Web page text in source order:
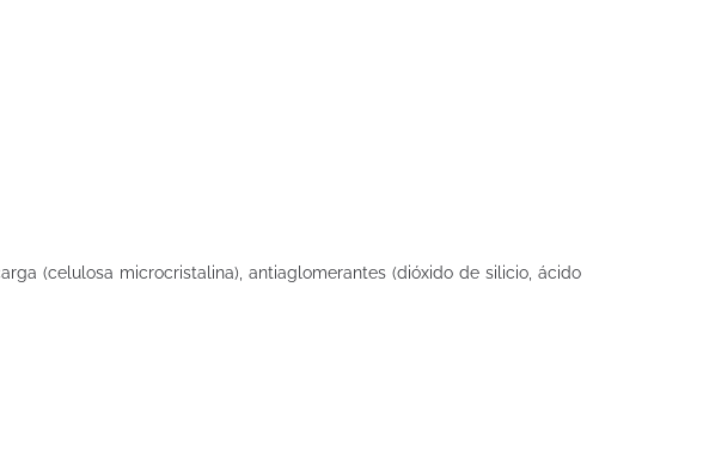
(celulosa microcristalina), antiaglomerantes (dióxido de silicio, ácido